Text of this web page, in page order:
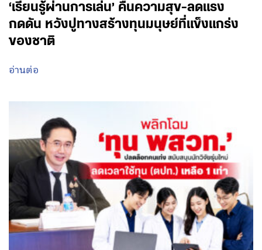
‘เรียนรู้ผ่านการเล่น’ คืนความสุข-ลดแรง
กดดัน หวังปูทางสร้างทุนมนุษย์ที่แข็งแกร่ง
ของชาติ
อ่านต่อ